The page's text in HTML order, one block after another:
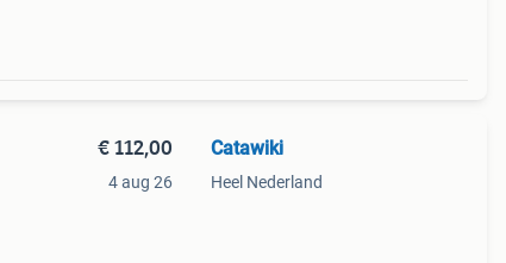
€ 112,00
4 aug 26
Catawiki
Heel Nederland